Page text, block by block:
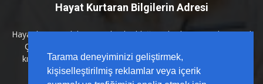
Hayat Kurtaran Bilgilerin Adresi
Hayat kurtaran bilginin en kritik olduğu anlarda yanınızdayız. Acil
Çalışanları platformu olarak; sahada karşılığı olan, güncel
kılavuzlarla desteklenmiş ve hızlı erişilebilir içerikleri sizlerle
buluşturuyoruz.
Tarama deneyiminizi geliştirmek,
kişiselleştirilmiş reklamlar veya içerik